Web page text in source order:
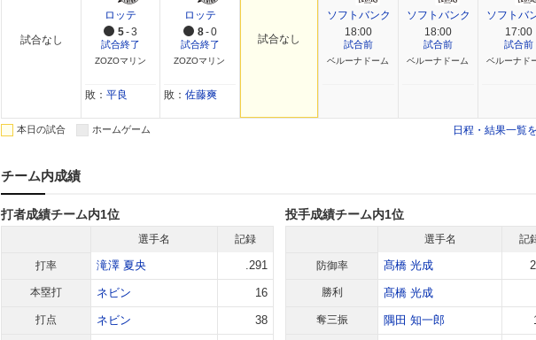
試合なし
ロッテ
5-3
試合終了
ZOZOマリン
敗： 平良
ロッテ
8-0
試合終了
ZOZOマリン
敗： 佐藤爽
試合なし
ソフトバンク
18:00
試合前
ベルーナドーム
ソフトバンク
18:00
試合前
ベルーナドーム
ソフトバ
17:00
試合前
ベルーナド
本日の試合 ホームゲーム 日程・結果一覧
チーム内成績
打者成績チーム内1位
選手名 記録
打率 滝澤 夏央 .291
本塁打 ネビン 16
打点 ネビン 38
投手成績チーム内1位
選手名 記
防御率 髙橋 光成
勝利 髙橋 光成
奪三振 隅田 知一郎